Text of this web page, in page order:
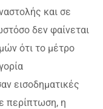
και σε
δεν φαίνεται
ότι το μέτρο
εισοδηματικές
περίπτωση, η